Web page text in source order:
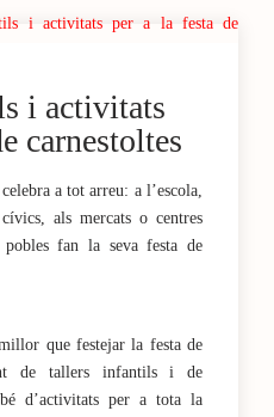
i activitats
carnestoltes
a tot arreu: a l’escola,
als mercats o centres
fan la seva festa de
que festejar la festa de
de tallers infantils i de
d’activitats per a tota la